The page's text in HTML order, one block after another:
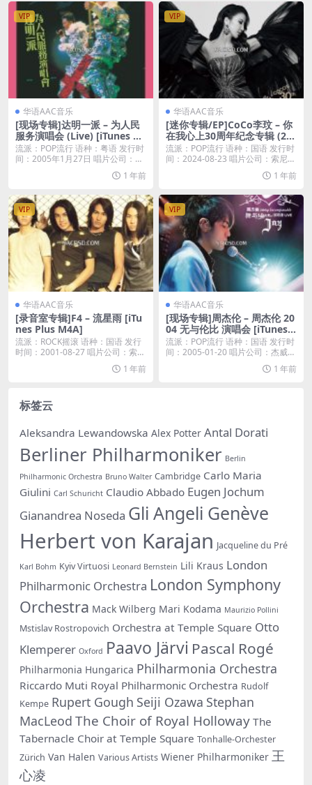
VIP
华语AAC音乐
[现场专辑]达明一派 – 为人民
服务演唱会 (Live) [iTunes Pl
us M4A]
流派：POP流行 语种：粤语 发行时
间：2005年1月27日 唱片公司：英
1 年前
VIP
华语AAC音乐
[迷你专辑/EP]CoCo李玟 – 你
在我心上30周年纪念专辑 (20
24) [iTunes Plus M4A]
流派：POP流行 语种：国语 发行时
间：2024-08-23 唱片公司：索尼音
1 年前
VIP
华语AAC音乐
[录音室专辑]F4 – 流星雨 [iTu
nes Plus M4A]
流派：ROCK摇滚 语种：国语 发行
时间：2001-08-27 唱片公司：索尼
1 年前
VIP
华语AAC音乐
[现场专辑]周杰伦 – 周杰伦 20
04 无与伦比 演唱会 [iTunes P
lus M4A]
流派：POP流行 语种：国语 发行时
间：2005-01-20 唱片公司：杰威尔
1 年前
标签云
Aleksandra Lewandowska Alex Potter Antal Dorati
Berliner Philharmoniker Berlin
Philharmonic Orchestra Bruno Walter Cambridge Carlo Maria
Giulini Carl Schuricht Claudio Abbado Eugen Jochum
Gianandrea Noseda Gli Angeli Genève
Herbert von Karajan Jacqueline du Pré
Karl Bohm Kyiv Virtuosi Leonard Bernstein Lili Kraus London
Philharmonic Orchestra London Symphony
Orchestra Mack Wilberg Mari Kodama Maurizio Pollini
Mstislav Rostropovich Orchestra at Temple Square Otto
Klemperer Oxford Paavo Järvi Pascal Rogé
Philharmonia Hungarica Philharmonia Orchestra
Riccardo Muti Royal Philharmonic Orchestra Rudolf
Kempe Rupert Gough Seiji Ozawa Stephan
MacLeod The Choir of Royal Holloway The
Tabernacle Choir at Temple Square Tonhalle-Orchester
Zürich Van Halen Various Artists Wiener Philharmoniker 王
心凌